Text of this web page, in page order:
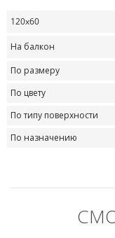
120x60
На балкон
По размеру
По цвету
По типу поверхности
По назначению